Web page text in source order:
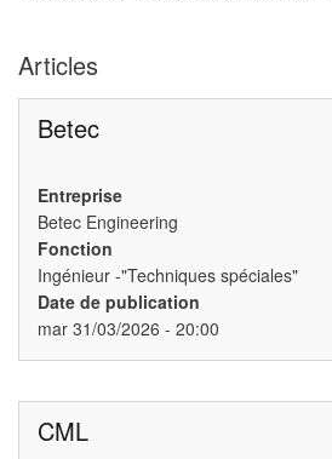
Articles
Betec
Entreprise
Betec Engineering
Fonction
Ingénieur -"Techniques spéciales"
Date de publication
mar 31/03/2026 - 20:00
CML